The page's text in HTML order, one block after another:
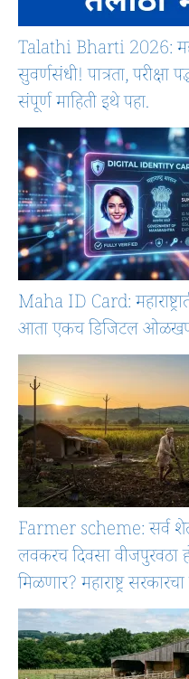
Talathi Bharti 2026:
सुवर्णसंधी! पात्रता,
संपूर्ण माहिती इथे पहा.
Maha ID Card:
आता एकच डिजिटल
Farmer scheme: सर्व
लवकरच दिवसा
मिळणार? महाराष्ट्र